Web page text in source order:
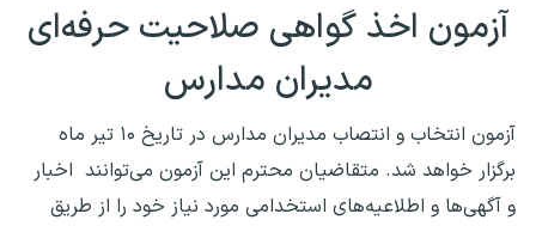
آزمون اخذ گواهی صلاحیت حرفه‌ای
مدیران مدارس
آزمون انتخاب و انتصاب مدیران مدارس در تاریخ ۱۰ تیر ماه
برگزار خواهد شد. متقاضیان محترم این آزمون می‌توانند اخبار
و آگهی‌ها و اطلاعیه‌های استخدامی مورد نیاز خود را از طریق